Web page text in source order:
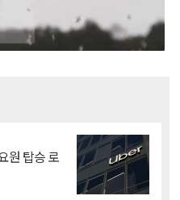
원 탑승 로